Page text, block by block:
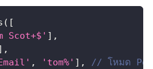
( [
Scot+$' ] ,
,
, 'tom%' ] ,
// โหมด